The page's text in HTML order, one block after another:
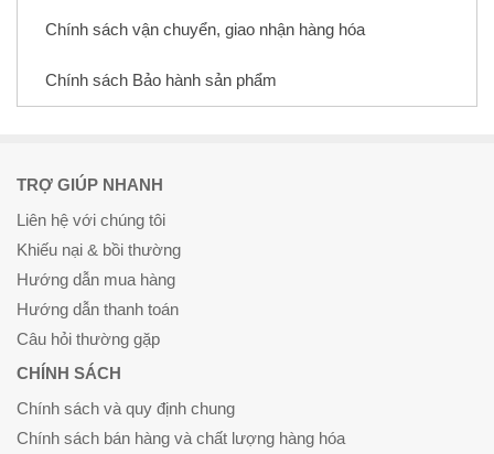
Chính sách vận chuyển, giao nhận hàng hóa
Chính sách Bảo hành sản phẩm
TRỢ GIÚP NHANH
Liên hệ với chúng tôi
Khiếu nại & bồi thường
Hướng dẫn mua hàng
Hướng dẫn thanh toán
Câu hỏi thường gặp
CHÍNH SÁCH
Chính sách và quy định chung
Chính sách bán hàng và chất lượng hàng hóa